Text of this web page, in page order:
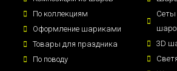
По коллекциям
Оформление шариками
Товары для праздника
По поводу
Сеты
3D